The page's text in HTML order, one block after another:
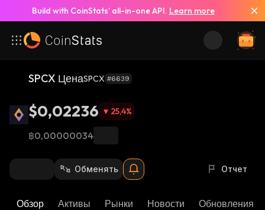
Build with CoinStats’ all-in-one API. Learn more
SPCX ЦенаSPCX #6639
$0,02236 25,4%
฿0,00000034
Обменять Отчет
Обзор Активы Рынки Новости Обновления